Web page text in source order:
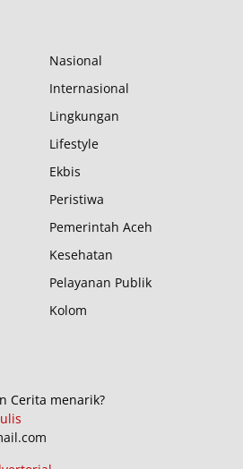
Nasional
Internasional
Lingkungan
Lifestyle
Ekbis
Peristiwa
Pemerintah Aceh
Kesehatan
Pelayanan Publik
Kolom
Cerita menarik?